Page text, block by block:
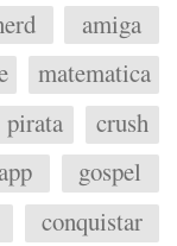
amiga
matematica
pirata
crush
gospel
conquistar